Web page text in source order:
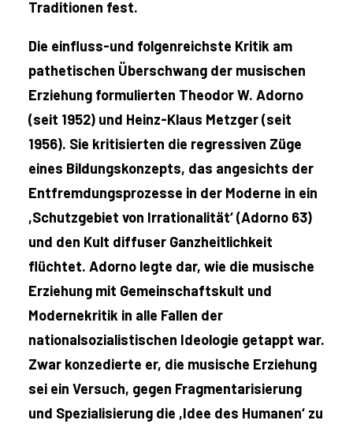
Traditionen fest.
Die einfluss-und folgenreichste Kritik am
pathetischen Überschwang der musischen
Erziehung formulierten Theodor W. Adorno
(seit 1952) und Heinz-Klaus Metzger (seit
1956). Sie kritisierten die regressiven Züge
eines Bildungskonzepts, das angesichts der
Entfremdungsprozesse in der Moderne in ein
,Schutzgebiet von Irrationalität‘ (Adorno 63)
und den Kult diffuser Ganzheitlichkeit
flüchtet. Adorno legte dar, wie die musische
Erziehung mit Gemeinschaftskult und
Modernekritik in alle Fallen der
nationalsozialistischen Ideologie getappt war.
Zwar konzedierte er, die musische Erziehung
sei ein Versuch, gegen Fragmentarisierung
und Spezialisierung die ,Idee des Humanen‘ zu